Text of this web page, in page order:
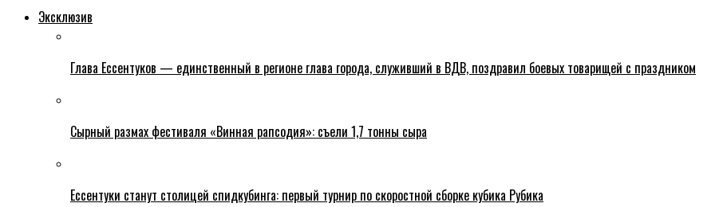
Эксклюзив
Глава Ессентуков — единственный в регионе глава города, служивший в ВДВ, поздравил боевых товарищей с праздником
Сырный размах фестиваля «Винная рапсодия»: съели 1,7 тонны сыра
Ессентуки станут столицей спидкубинга: первый турнир по скоростной сборке кубика Рубика